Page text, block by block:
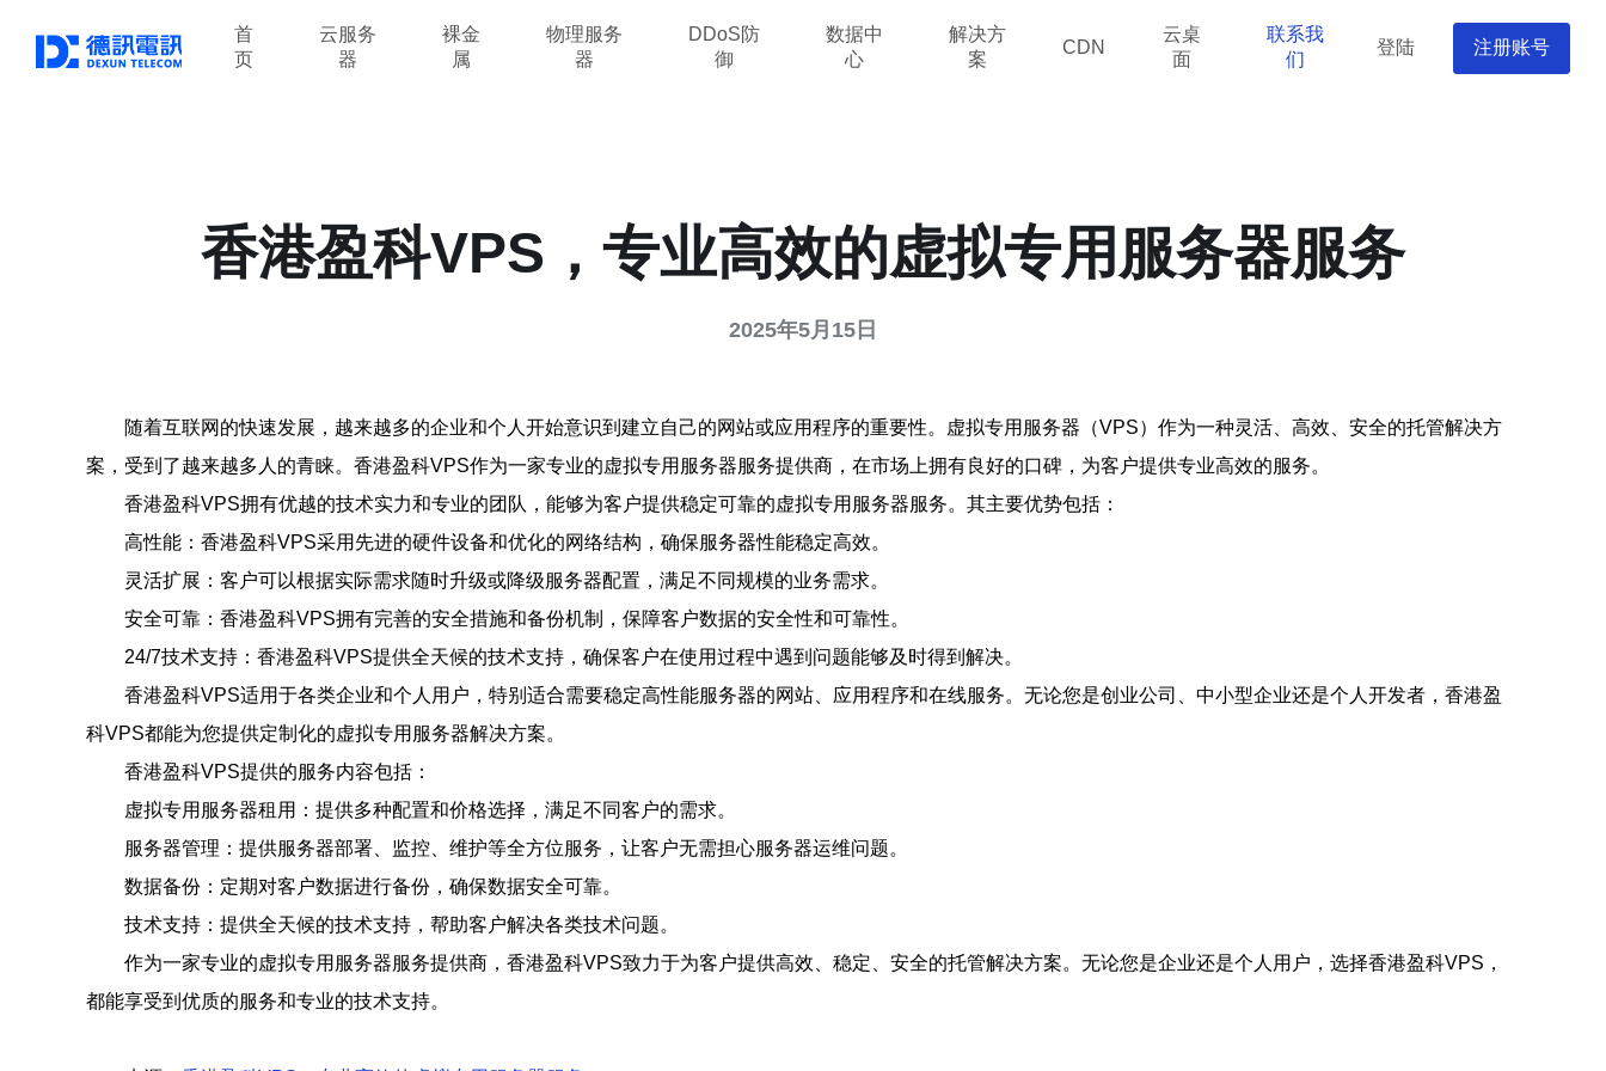
首
页
云服务
器
裸金
属
物理服务
器
DDoS防
御
数据中
心
解决方
案
CDN
云桌
面
联系我
们
登陆 注册账号
香港盈科VPS，专业高效的虚拟专用服务器服务
2025年5月15日
随着互联网的快速发展，越来越多的企业和个人开始意识到建立自己的网站或应用程序的重要性。虚拟专用服务器（VPS）作为一种灵活、高效、安全的托管解决方
案，受到了越来越多人的青睐。香港盈科VPS作为一家专业的虚拟专用服务器服务提供商，在市场上拥有良好的口碑，为客户提供专业高效的服务。
香港盈科VPS拥有优越的技术实力和专业的团队，能够为客户提供稳定可靠的虚拟专用服务器服务。其主要优势包括：
高性能：香港盈科VPS采用先进的硬件设备和优化的网络结构，确保服务器性能稳定高效。
灵活扩展：客户可以根据实际需求随时升级或降级服务器配置，满足不同规模的业务需求。
安全可靠：香港盈科VPS拥有完善的安全措施和备份机制，保障客户数据的安全性和可靠性。
24/7技术支持：香港盈科VPS提供全天候的技术支持，确保客户在使用过程中遇到问题能够及时得到解决。
香港盈科VPS适用于各类企业和个人用户，特别适合需要稳定高性能服务器的网站、应用程序和在线服务。无论您是创业公司、中小型企业还是个人开发者，香港盈
科VPS都能为您提供定制化的虚拟专用服务器解决方案。
香港盈科VPS提供的服务内容包括：
虚拟专用服务器租用：提供多种配置和价格选择，满足不同客户的需求。
服务器管理：提供服务器部署、监控、维护等全方位服务，让客户无需担心服务器运维问题。
数据备份：定期对客户数据进行备份，确保数据安全可靠。
技术支持：提供全天候的技术支持，帮助客户解决各类技术问题。
作为一家专业的虚拟专用服务器服务提供商，香港盈科VPS致力于为客户提供高效、稳定、安全的托管解决方案。无论您是企业还是个人用户，选择香港盈科VPS，
都能享受到优质的服务和专业的技术支持。